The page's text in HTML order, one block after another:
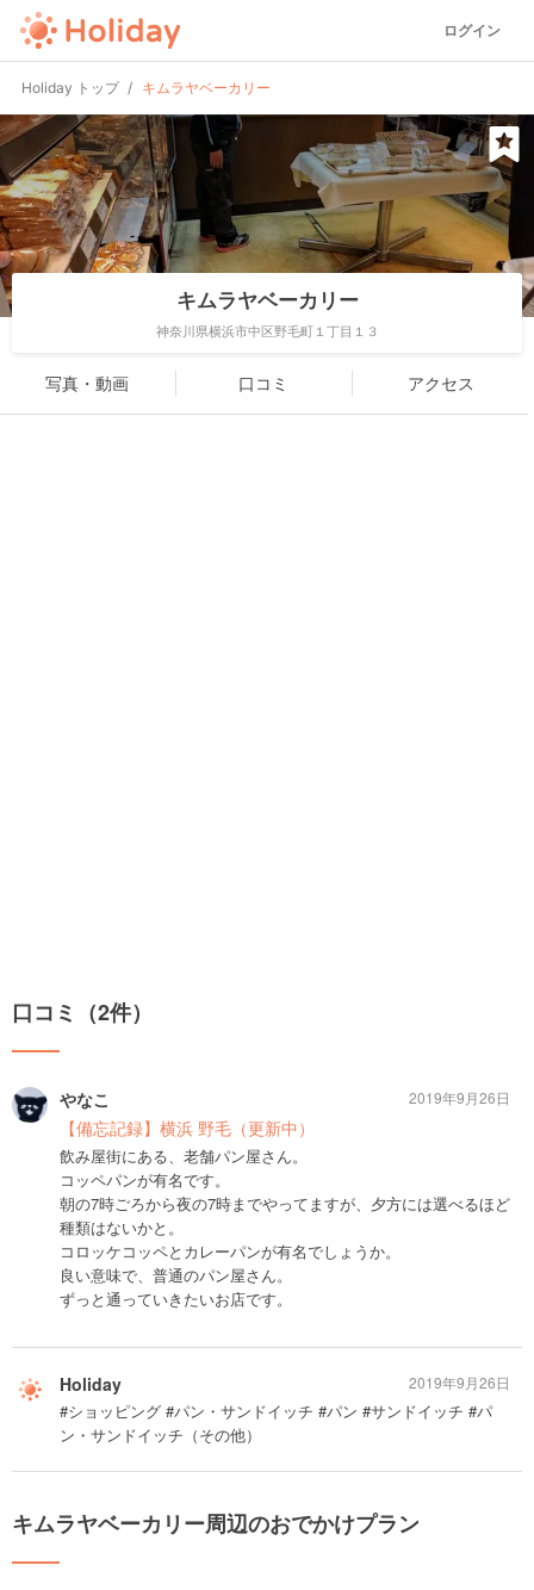
ログイン
Holiday トップ キムラヤベーカリー
キムラヤベーカリー
神奈川県横浜市中区野毛町１丁目１３
写真・動画 口コミ アクセス
口コミ（2件）
やなこ
【備忘記録】横浜 野毛（更新中）
飲み屋街にある、老舗パン屋さん。
コッペパンが有名です。
朝の7時ごろから夜の7時までやってますが、夕方には選べるほど
種類はないかと。
コロッケコッペとカレーパンが有名でしょうか。
良い意味で、普通のパン屋さん。
ずっと通っていきたいお店です。
2019年9月26日
Holiday
#ショッピング #パン・サンドイッチ #パン #サンドイッチ #パ
ン・サンドイッチ（その他）
2019年9月26日
キムラヤベーカリー周辺のおでかけプラン